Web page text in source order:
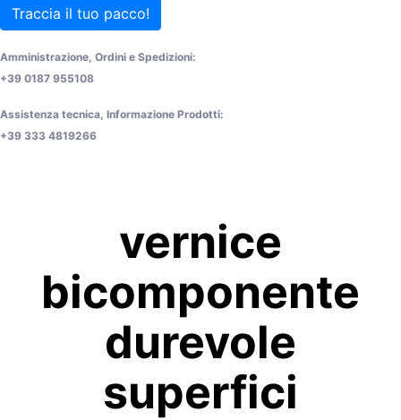
Traccia il tuo pacco!
Amministrazione, Ordini e Spedizioni:
+39 0187 955108
Assistenza tecnica, Informazione Prodotti:
+39 333 4819266
vernice
bicomponente
durevole
superfici